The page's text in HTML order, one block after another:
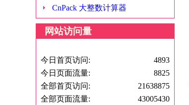
CnPack 大整数计算器
网站访问量
今日首页访问:
4893
今日页面流量:
8825
全部首页访问:
21638875
全部页面流量:
43005430